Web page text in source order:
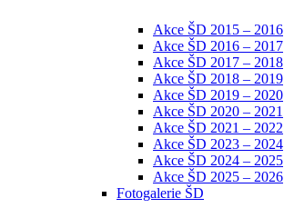
Akce ŠD 2015 – 2016
Akce ŠD 2016 – 2017
Akce ŠD 2017 – 2018
Akce ŠD 2018 – 2019
Akce ŠD 2019 – 2020
Akce ŠD 2020 – 2021
Akce ŠD 2021 – 2022
Akce ŠD 2023 – 2024
Akce ŠD 2024 – 2025
Akce ŠD 2025 – 2026
Fotogalerie ŠD